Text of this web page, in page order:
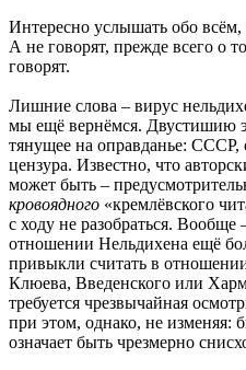
Интересно услышать обо всём,
А не говорят, прежде всего о
говорят.
Лишние слова – вирус
мы ещё вернёмся. Двустишию
тянущее на оправданье: СССР,
цензура. Известно, что
может быть –
кровоядного «кремлёвского
с ходу не разобраться. Вообще
отношении Нельдихена ещё
привыкли считать в
Клюева, Введенского или
требуется чрезвычайная
при этом, однако, не изменяя:
означает быть чрезмерно